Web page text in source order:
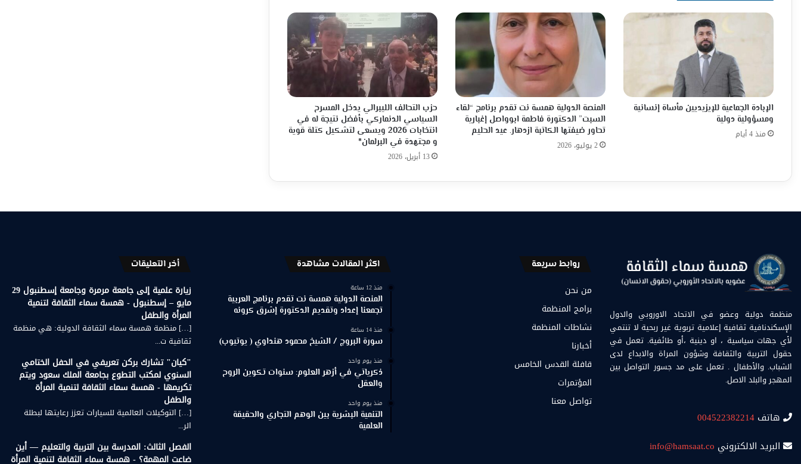
الإبادة الجماعية للإيزيديين مأساة إنسانية
ومسؤولية دولية
منذ 4 أيام
المنصة الدولية همسة نت تقدم برنامج “لقاء
السبت” الدكتورة فاطمة ابوواصل إغبارية
تحاور ضيفتها الكاتبة ازدهار. عيد الحليم
2 يوليو، 2026
حزب التحالف الليبرالي يدخل المسرح
السياسي الدنماركي بأفضل نتيجة له في
انتخابات 2026 ويسعى لتشكيل كتلة قوية
و مجتهدة في البرلمان*
13 أبريل، 2026
منظمة دولية وعضو في الاتحاد الاوروبي والدول
الإسكندنافية ثقافية إعلامية تربوية غير ربحية لا تنتمي
لأي جهات سياسية ، او دينية ،أو طائفية. تعمل في
حقول التربية والثقافة وشؤون المراة والابداع لدى
الشباب. والأطفال . تعمل على مد جسور التواصل بين
المهجر والبلد الاصل.
هاتف 004522382214
البريد الالكتروني info@hamsaat.co
روابط سريعة
من نحن
برامج المنظمة
نشاطات المنظمة
أخبارنا
قافلة القدس الخامس
المؤتمرات
تواصل معنا
اكثر المقالات مشاهدة
منذ 12 ساعة
المنصة الدولية همسة نت تقدم برنامج العربية
تجمعنا إعداد وتقديم الدكتورة إشرق كرونه
منذ 14 ساعة
سورة البروج / الشيخ محمود هنداوي ( يوتيوب)
منذ يوم واحد
ذكرياتي في أزهر العلوم: سنوات تكوين الروح
والعقل
منذ يوم واحد
التنمية البشرية بين الوهم التجاري والحقيقة
العلمية
أخر التعليقات
زيارة علمية إلى جامعة مرمرة وجامعة إسطنبول 29
مايو – إسطنبول - همسة سماء الثقافة لتنمية
المرأة والطفل
[…] منظمة همسة سماء الثقافة الدولية: هي منظمة
ثقافية ت...
"كيان" تشارك بركن تعريفي في الحفل الختامي
السنوي لمكتب التطوع بجامعة الملك سعود ويتم
تكريمها - همسة سماء الثقافة لتنمية المرأة
والطفل
[…] التوكيلات العالمية للسيارات تعزز رعايتها لبطلة
الر...
الفصل الثالث: المدرسة بين التربية والتعليم — أين
ضاعت المهمة؟ - همسة سماء الثقافة لتنمية المرأة